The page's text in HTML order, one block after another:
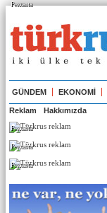
Реклама
GÜNDEM EKONOMİ
Reklam Hakkımızda
Реклама
Реклама
Реклама